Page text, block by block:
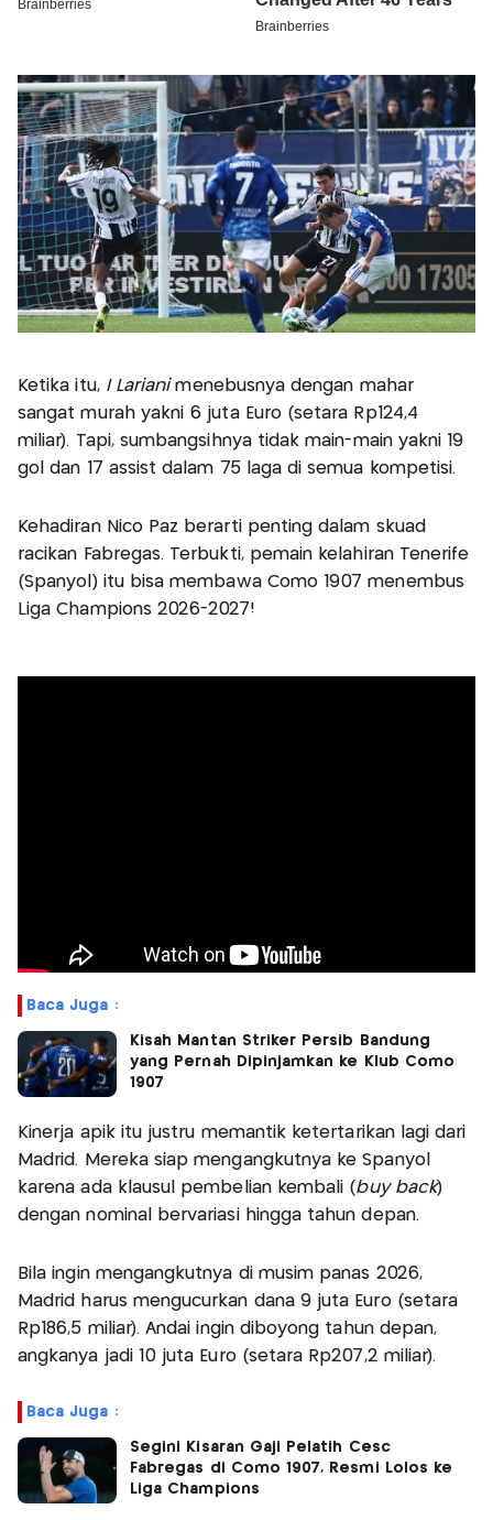
Ketika itu,I Larianimenebusnya dengan mahar
sangat murah yakni 6 juta Euro (setara Rp124,4
miliar). Tapi, sumbangsihnya tidak main-main yakni 19
gol dan 17 assist dalam 75 laga di semua kompetisi.
Kehadiran Nico Paz berarti penting dalam skuad
racikan Fabregas. Terbukti, pemain kelahiran Tenerife
(Spanyol) itu bisa membawa Como 1907 menembus
Liga Champions 2026-2027!
Baca Juga :
Kisah Mantan Striker Persib Bandung
yang Pernah Dipinjamkan ke Klub Como
1907
Kinerja apik itu justru memantik ketertarikan lagi dari
Madrid. Mereka siap mengangkutnya ke Spanyol
karena ada klausul pembelian kembali (buy back)
dengan nominal bervariasi hingga tahun depan.
Bila ingin mengangkutnya di musim panas 2026,
Madrid harus mengucurkan dana 9 juta Euro (setara
Rp186,5 miliar). Andai ingin diboyong tahun depan,
angkanya jadi 10 juta Euro (setara Rp207,2 miliar).
Baca Juga :
Segini Kisaran Gaji Pelatih Cesc
Fabregas di Como 1907, Resmi Lolos ke
Liga Champions